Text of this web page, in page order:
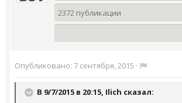
2372 публикации
Опубликовано: 7 сентября, 2015 ·
В 9/7/2015 в 20:15, Ilich сказал: